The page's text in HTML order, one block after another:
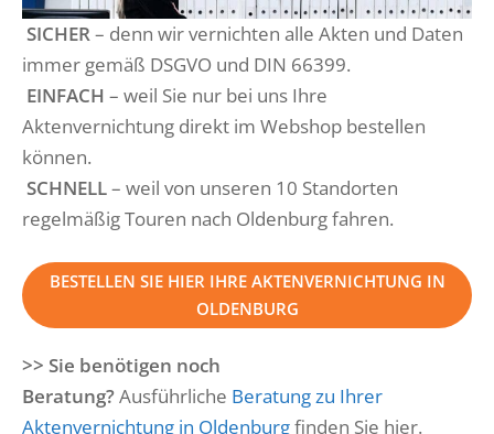
SICHER– denn wir vernichten alle Akten und Daten
immer gemäß DSGVO und DIN 66399.
EINFACH – weil Sie nur bei uns Ihre
Aktenvernichtung direkt im Webshop bestellen
können.
SCHNELL– weil von unseren 10 Standorten
regelmäßig Touren nach Oldenburg fahren.
BESTELLEN SIE HIER IHRE AKTENVERNICHTUNG IN
OLDENBURG
>> Sie benötigen noch
Beratung?Ausführliche Beratung zu Ihrer
Aktenvernichtung in Oldenburgfinden Sie hier.